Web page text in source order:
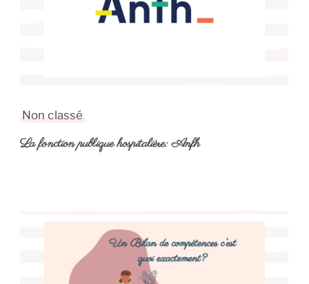
Non classé
La fonction publique hospitalière: Anfh